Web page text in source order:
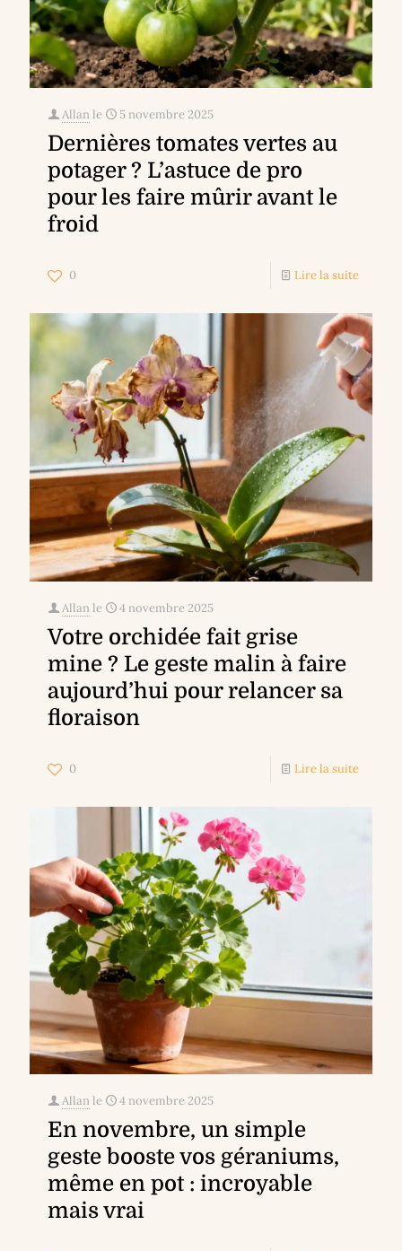
Allan le 5 novembre 2025
Dernières tomates vertes au
potager ? L’astuce de pro
pour les faire mûrir avant le
froid
0 Lire la suite
Allan le 4 novembre 2025
Votre orchidée fait grise
mine ? Le geste malin à faire
aujourd’hui pour relancer sa
floraison
0 Lire la suite
Allan le 4 novembre 2025
En novembre, un simple
geste booste vos géraniums,
même en pot : incroyable
mais vrai